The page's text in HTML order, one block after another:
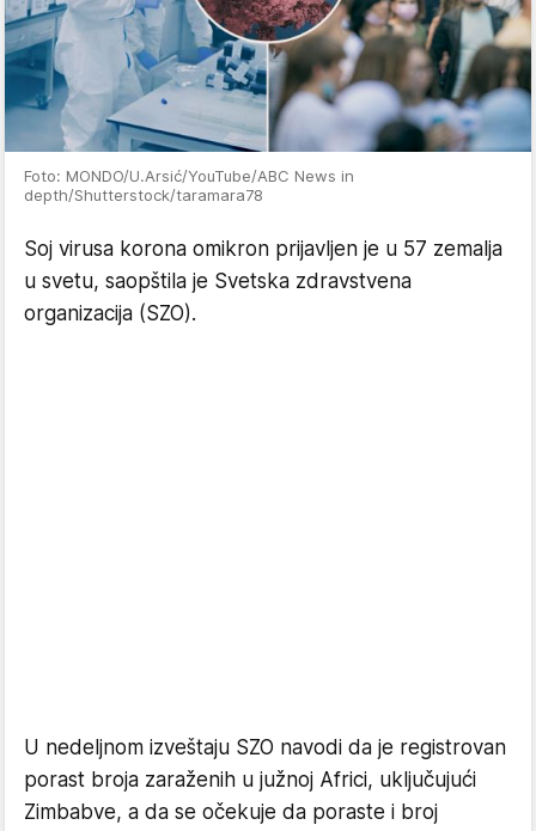
Foto: MONDO/U.Arsić/YouTube/ABC News in
depth/Shutterstock/taramara78
Soj virusa korona omikron prijavljen je u 57 zemalja
u svetu, saopštila je Svetska zdravstvena
organizacija (SZO).
U nedeljnom izveštaju SZO navodi da je registrovan
porast broja zaraženih u južnoj Africi, uključujući
Zimbabve, a da se očekuje da poraste i broj